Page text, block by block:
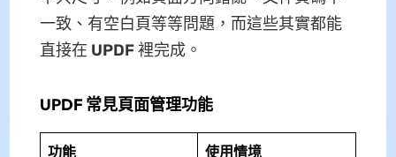
一致、有空白頁等等問題，而這些其實都能
直接在 UPDF裡完成。
UPDF 常見頁面管理功能
功能 使用情境